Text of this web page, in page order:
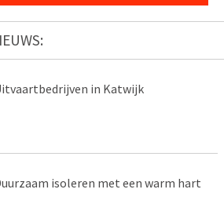
in Katwijk
isoleren met een warm hart